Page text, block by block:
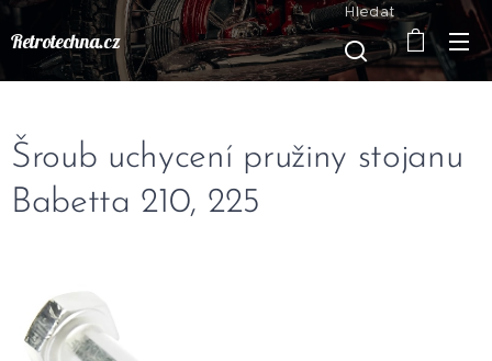
Retrotechna.cz
Hledat
Šroub uchycení pružiny stojanu
Babetta 210, 225